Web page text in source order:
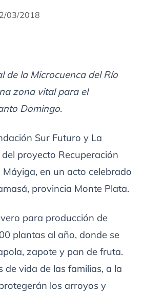
03/2018
de la Microcuenca del Río
zona vital para el
Domingo.
Sur Futuro y La
proyecto Recuperación
en un acto celebrado
provincia Monte Plata.
para producción de
plantas al año, donde se
zapote y pan de fruta.
vida de las familias, a la
los arroyos y